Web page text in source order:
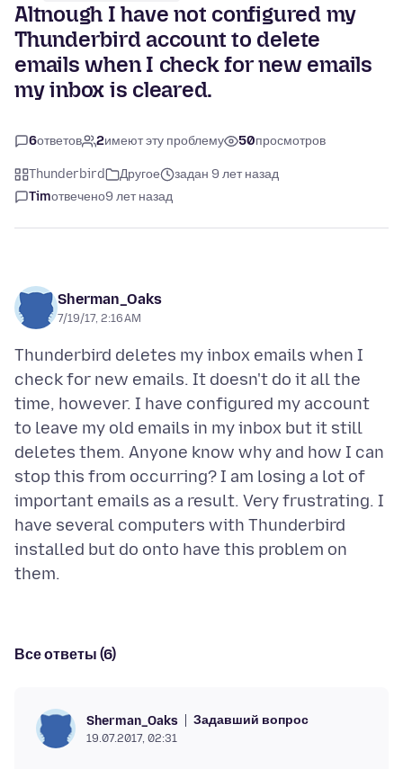
Altnough I have not configured my
Thunderbird account to delete
emails when I check for new emails
my inbox is cleared.
6ответов 2имеют эту проблему 50просмотров
Thunderbird Другое
задан 9 лет назад
Timотвечено9 лет назад
Sherman_Oaks
7/19/17, 2:16 AM
Thunderbird deletes my inbox emails when I
check for new emails. It doesn't do it all the
time, however. I have configured my account
to leave my old emails in my inbox but it still
deletes them. Anyone know why and how I can
stop this from occurring? I am losing a lot of
important emails as a result. Very frustrating. I
have several computers with Thunderbird
installed but do onto have this problem on
Все ответы (6)
Sherman_Oaks Задавший вопрос
19.07.2017, 02:31